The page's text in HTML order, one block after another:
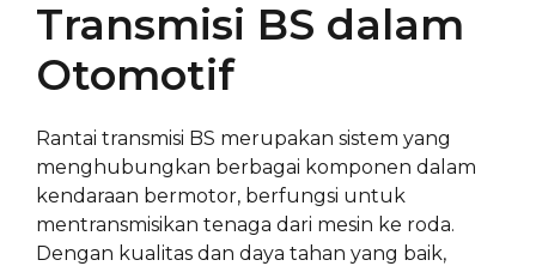
Transmisi BS dalam
Otomotif
Rantai transmisi BS merupakan sistem yang
menghubungkan berbagai komponen dalam
kendaraan bermotor, berfungsi untuk
mentransmisikan tenaga dari mesin ke roda.
Dengan kualitas dan daya tahan yang baik,